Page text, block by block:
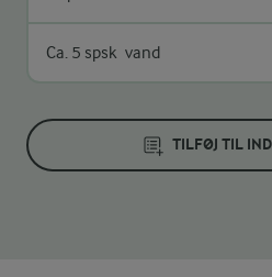
Ca. 5 spsk vand
TILFØJ TIL